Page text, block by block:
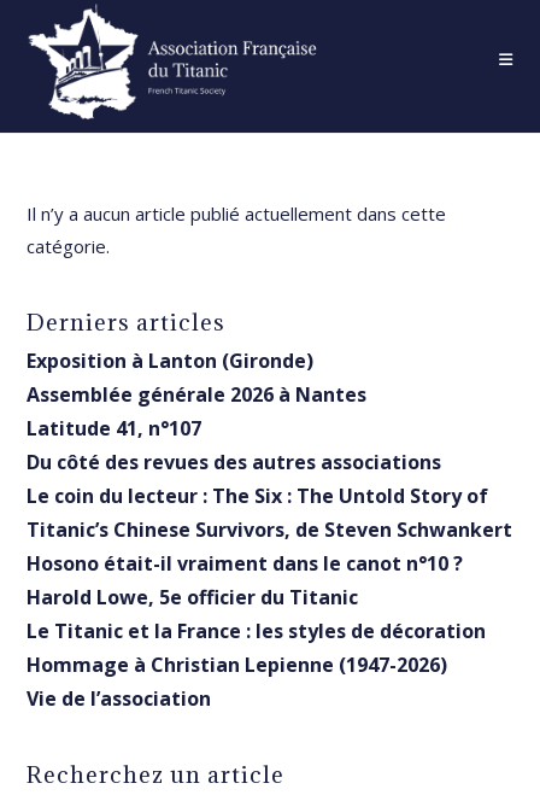
content
Il n’y a aucun article publié actuellement dans cette
catégorie.
Derniers articles
Exposition à Lanton (Gironde)
Assemblée générale 2026 à Nantes
Latitude 41, n°107
Du côté des revues des autres associations
Le coin du lecteur : The Six : The Untold Story of
Titanic’s Chinese Survivors, de Steven Schwankert
Hosono était-il vraiment dans le canot n°10 ?
Harold Lowe, 5e officier du Titanic
Le Titanic et la France : les styles de décoration
Hommage à Christian Lepienne (1947-2026)
Vie de l’association
Recherchez un article